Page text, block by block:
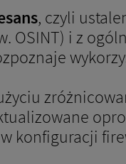
, czyli
OSINT) i z
konfiguracji